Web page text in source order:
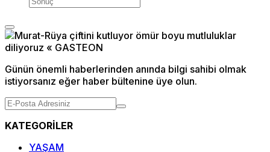
Günün önemli haberlerinden anında bilgi sahibi olmak
istiyorsanız eğer haber bültenine üye olun.
KATEGORİLER
YAŞAM